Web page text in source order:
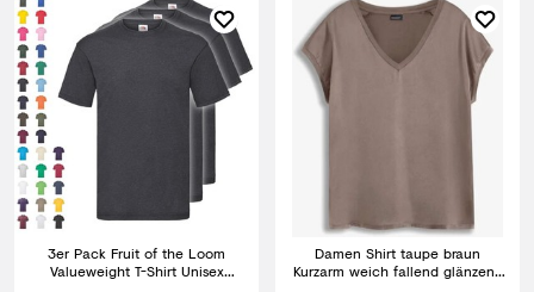
3er Pack Fruit of the Loom
Valueweight T-Shirt Unisex
Damen Shirt taupe braun
Kurzarm weich fallend glänzend